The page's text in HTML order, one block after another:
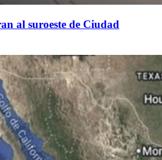
al suroeste de Ciudad